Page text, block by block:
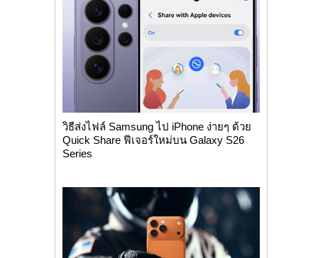
วิธีส่งไฟล์ Samsung ไป iPhone ง่ายๆ ด้วย
Quick Share ฟีเจอร์ใหม่บน Galaxy S26
Series